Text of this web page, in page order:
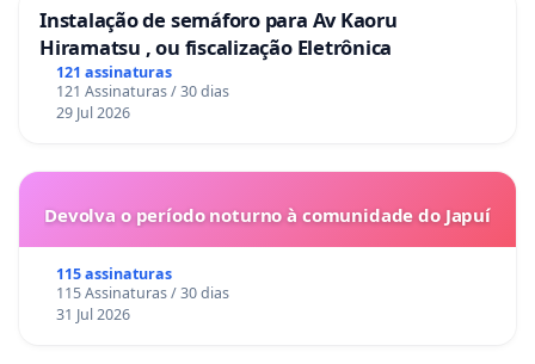
Instalação de semáforo para Av Kaoru
Hiramatsu , ou fiscalização Eletrônica
121 assinaturas
121 Assinaturas / 30 dias
29 Jul 2026
Devolva o período noturno à comunidade do Japuí
115 assinaturas
115 Assinaturas / 30 dias
31 Jul 2026